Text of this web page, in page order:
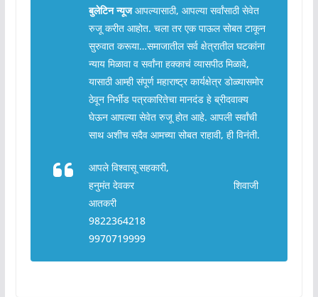
बुलेटिन न्यूजआपल्यासाठी, आपल्या सर्वांसाठी सेवेत
रुजू करीत आहोत. चला तर एक पाऊल सोबत टाकून
सुरुवात करूया…समाजातील सर्व क्षेत्रातील घटकांना
न्याय मिळावा व सर्वांना हक्काचं व्यासपीठ मिळावे,
यासाठी आम्ही संपूर्ण महाराष्ट्र कार्यक्षेत्र डोळ्यासमोर
ठेवून निर्भीड पत्रकारितेचा मानदंड हे ब्रीदवाक्य
घेऊन आपल्या सेवेत रुजू होत आहे. आपली सर्वांची
साथ अशीच सदैव आमच्या सोबत राहावी, ही विनंती.
आपले विश्वासू सहकारी,
हनुमंत देवकर शिवाजी
आतकरी
9822364218
9970719999